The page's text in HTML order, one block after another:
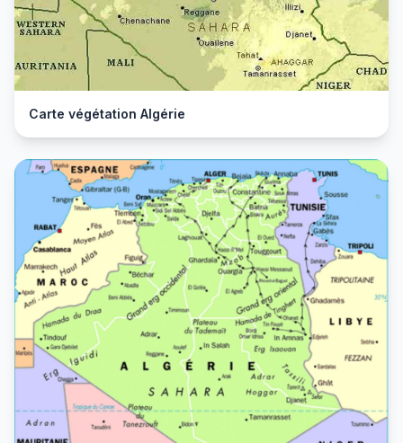
Carte végétation Algérie